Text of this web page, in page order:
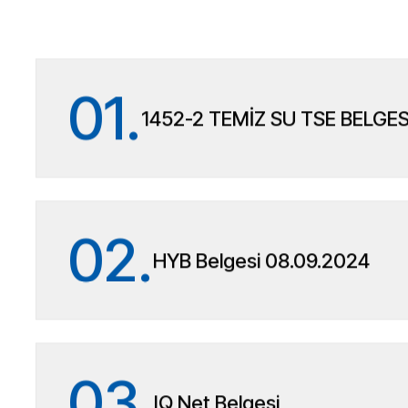
01.1452-2 TEMİZ SU TSE
02.HYB Belgesi 08.09.2024